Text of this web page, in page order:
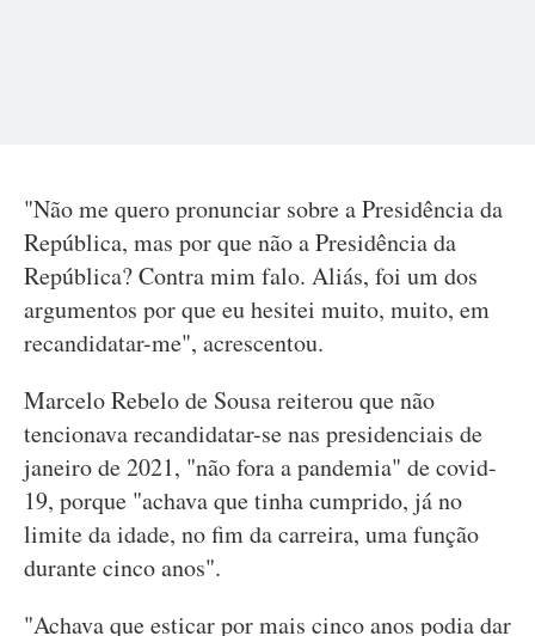
"Não me quero pronunciar sobre a Presidência da
República, mas por que não a Presidência da
República? Contra mim falo. Aliás, foi um dos
argumentos por que eu hesitei muito, muito, em
recandidatar-me", acrescentou.
Marcelo Rebelo de Sousa reiterou que não
tencionava recandidatar-se nas presidenciais de
janeiro de 2021, "não fora a pandemia" de covid-
19, porque "achava que tinha cumprido, já no
limite da idade, no fim da carreira, uma função
durante cinco anos".
"Achava que esticar por mais cinco anos podia dar